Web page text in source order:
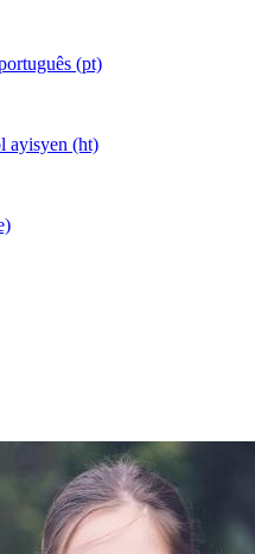
(pt)
ayisyen (ht)